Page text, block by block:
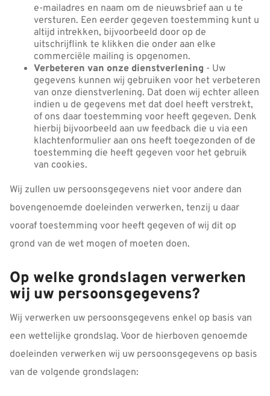
e-mailadres en naam om de nieuwsbrief aan u te
versturen. Een eerder gegeven toestemming kunt u
altijd intrekken, bijvoorbeeld door op de
uitschrijflink te klikken die onder aan elke
commerciële mailing is opgenomen.
Verbeteren van onze dienstverlening - Uw
gegevens kunnen wij gebruiken voor het verbeteren
van onze dienstverlening. Dat doen wij echter alleen
indien u de gegevens met dat doel heeft verstrekt,
of ons daar toestemming voor heeft gegeven. Denk
hierbij bijvoorbeeld aan uw feedback die u via een
klachtenformulier aan ons heeft toegezonden of de
toestemming die heeft gegeven voor het gebruik
van cookies.
Wij zullen uw persoonsgegevens niet voor andere dan
bovengenoemde doeleinden verwerken, tenzij u daar
vooraf toestemming voor heeft gegeven of wij dit op
grond van de wet mogen of moeten doen.
Op welke grondslagen verwerken
wij uw persoonsgegevens?
Wij verwerken uw persoonsgegevens enkel op basis van
een wettelijke grondslag. Voor de hierboven genoemde
doeleinden verwerken wij uw persoonsgegevens op basis
van de volgende grondslagen: